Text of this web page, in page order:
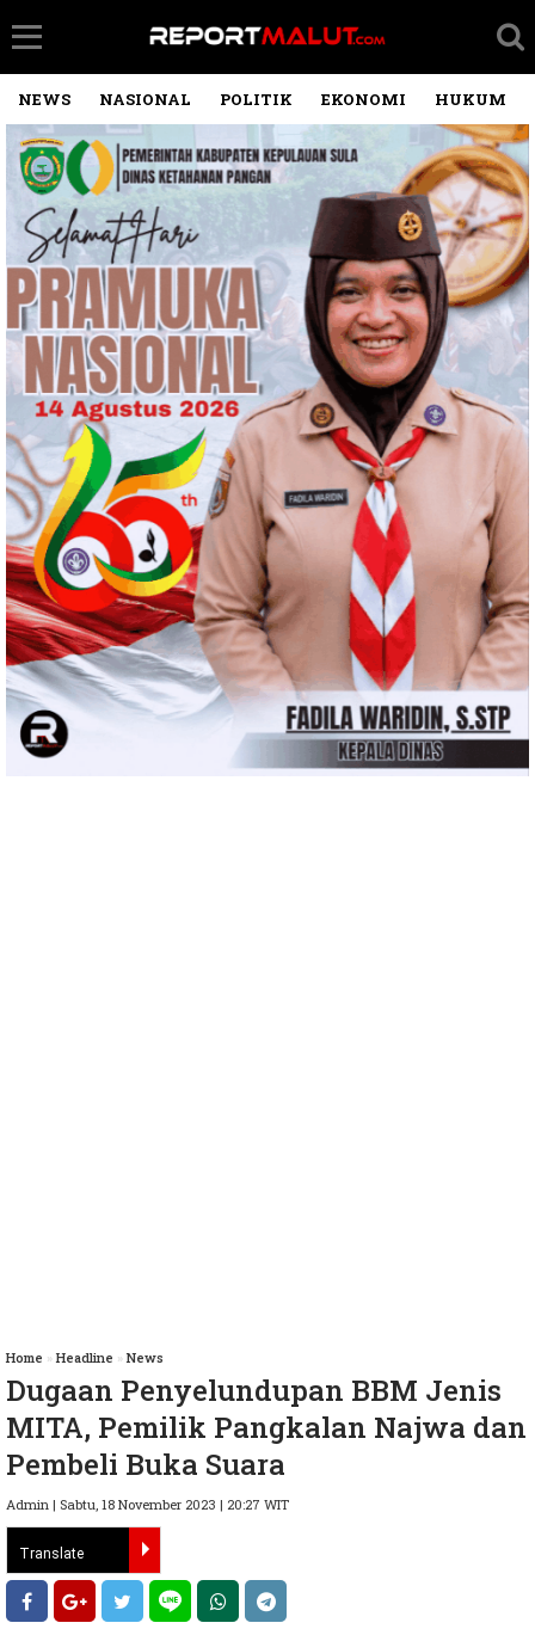
NEWS NASIONAL POLITIK EKONOMI HUKUM
Home » Headline » News
Dugaan Penyelundupan BBM Jenis
MITA, Pemilik Pangkalan Najwa dan
Pembeli Buka Suara
Admin | Sabtu, 18 November 2023 | 20:27 WIT